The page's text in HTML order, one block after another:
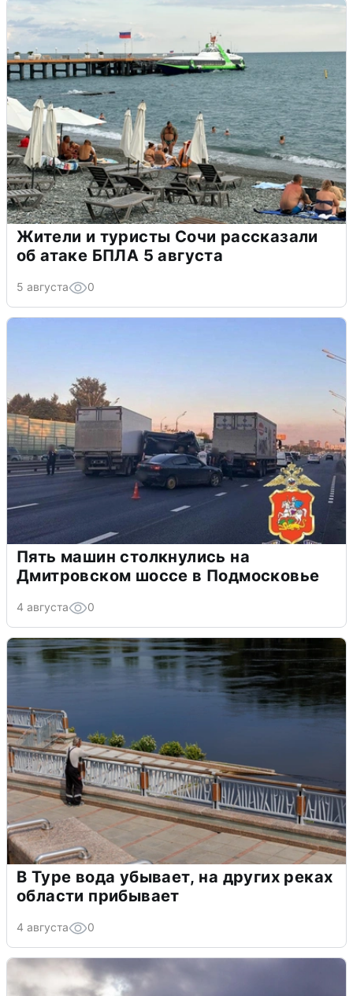
Жители и туристы Сочи рассказали
об атаке БПЛА 5 августа
5 августа 0
Пять машин столкнулись на
Дмитровском шоссе в Подмосковье
4 августа 0
В Туре вода убывает, на других реках
области прибывает
4 августа 0